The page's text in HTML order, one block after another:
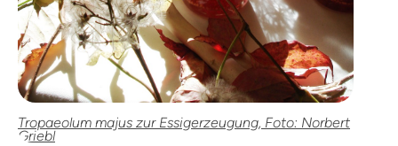
Tropaeolum majus zur Essigerzeugung, Foto: Norbert
Griebl